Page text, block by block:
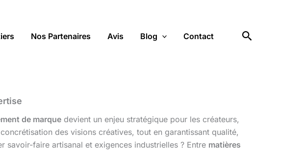
Nos Partenaires Avis Blog Contact Rechercher
de marque devient un enjeu stratégique pour les créateurs,
des visions créatives, tout en garantissant qualité,
savoir-faire artisanal et exigences industrielles ? Entre matières